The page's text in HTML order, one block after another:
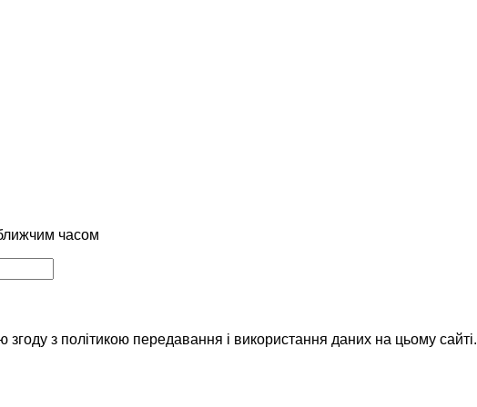
часом
з політикою передавання і використання даних на цьому сайті.